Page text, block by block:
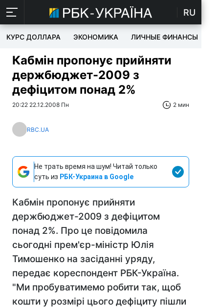
RU
КУРС ДОЛЛАРА ЭКОНОМИКА ЛИЧНЫЕ ФИНАНСЫ
Кабмін пропонує прийняти
держбюджет-2009 з
дефіцитом понад 2%
20:22 22.12.2008 Пн 2 мин
RBC.UA
Не трать время на шум! Читай только
суть из РБК-Украина в Google
Кабмін пропонує прийняти
держбюджет-2009 з дефіцитом
понад 2%. Про це повідомила
сьогодні прем'єр-міністр Юлія
Тимошенко на засіданні уряду,
передає кореспондент РБК-Україна.
"Ми пробуватимемо робити так, щоб
кошти у розмірі цього дефіциту пішли